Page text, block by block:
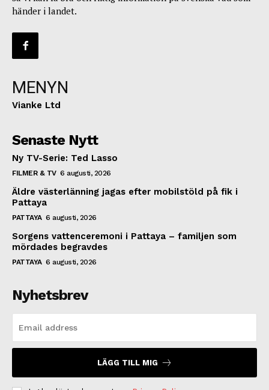
händer i landet.
MENYN
Vianke Ltd
Senaste Nytt
Ny TV-Serie: Ted Lasso
FILMER & TV 6 augusti, 2026
Äldre västerlänning jagas efter mobilstöld på fik i
Pattaya
PATTAYA 6 augusti, 2026
Sorgens vattenceremoni i Pattaya – familjen som
mördades begravdes
PATTAYA 6 augusti, 2026
Nyhetsbrev
LÄGG TILL MIG